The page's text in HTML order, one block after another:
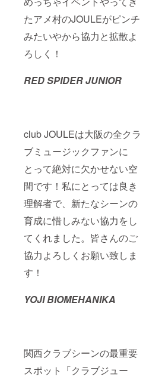
たアメ村のJOULEがピンチ
みたいやから協力と拡散よ
ろしく！
RED SPIDER JUNIOR
club JOULEは大阪の全クラ
ブミュージックファンに
とって絶対に欠かせない空
間です！私にとっては良き
理解者で、新たなシーンの
育成に惜しみない協力をし
てくれました。皆さんのご
協力よろしくお願い致しま
す！
YOJI BIOMEHANIKA
関西クラブシーンの最重要
スポット「クラブジュー